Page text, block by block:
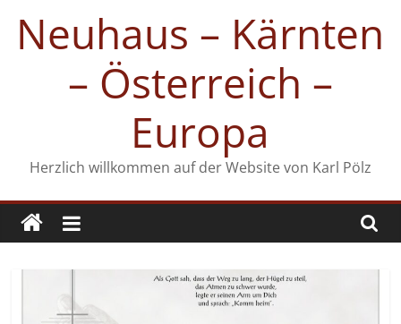
Inhalt
springen
Neuhaus – Kärnten
– Österreich –
Europa
Herzlich willkommen auf der Website von Karl Pölz